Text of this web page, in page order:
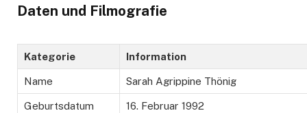
Daten und Filmografie
Kategorie Information
Name Sarah Agrippine Thönig
Geburtsdatum 16. Februar 1992